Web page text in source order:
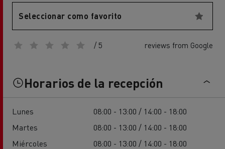
Seleccionar como favorito
/ 5 reviews from Google
Horarios de la recepción
Lunes
08:00 - 13:00 / 14:00 - 18:00
Martes
08:00 - 13:00 / 14:00 - 18:00
Miércoles
08:00 - 13:00 / 14:00 - 18:00